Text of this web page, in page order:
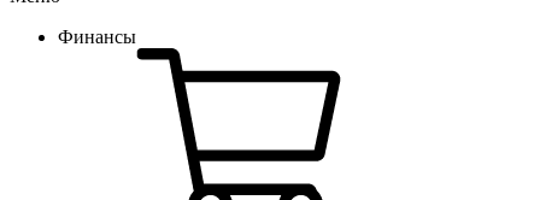
Финансы